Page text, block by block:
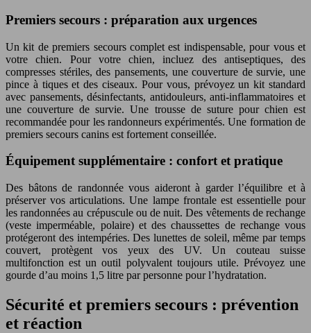
Premiers secours : préparation aux urgences
Un kit de premiers secours complet est indispensable, pour vous et
votre chien. Pour votre chien, incluez des antiseptiques, des
compresses stériles, des pansements, une couverture de survie, une
pince à tiques et des ciseaux. Pour vous, prévoyez un kit standard
avec pansements, désinfectants, antidouleurs, anti-inflammatoires et
une couverture de survie. Une trousse de suture pour chien est
recommandée pour les randonneurs expérimentés. Une formation de
premiers secours canins est fortement conseillée.
Équipement supplémentaire : confort et pratique
Des bâtons de randonnée vous aideront à garder l’équilibre et à
préserver vos articulations. Une lampe frontale est essentielle pour
les randonnées au crépuscule ou de nuit. Des vêtements de rechange
(veste imperméable, polaire) et des chaussettes de rechange vous
protégeront des intempéries. Des lunettes de soleil, même par temps
couvert, protègent vos yeux des UV. Un couteau suisse
multifonction est un outil polyvalent toujours utile. Prévoyez une
gourde d’au moins 1,5 litre par personne pour l’hydratation.
Sécurité et premiers secours : prévention
et réaction